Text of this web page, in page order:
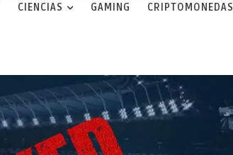
CIENCIAS GAMING CRIPTOMONEDAS